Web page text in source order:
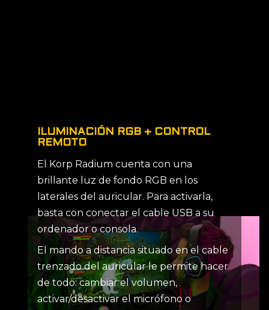
ILUMINACIÓN RGB + CONTROL
REMOTO
El Korp Radium cuenta con una
brillante luz de fondo RGB en los
laterales del auricular. Para activarla,
basta con conectar el cable USB a su
ordenador o consola.
El mando a distancia situado en el cable
trenzado del auricular le permite hacer
de todo: cambiar el volumen,
activar/desactivar el micrófono o